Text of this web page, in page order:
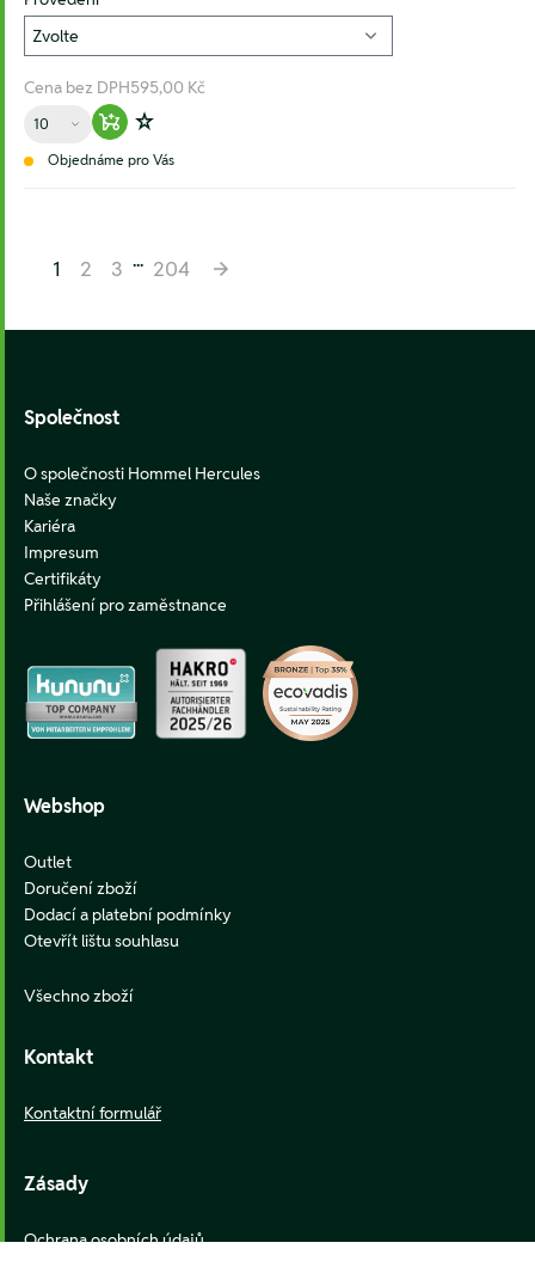
Cena bez DPH595,00 Kč
Množství
Warenkorb hinzufügen
Zur Wunschliste hinzufügen
Objednáme pro Vás
1 2 3 ... 204
Společnost
O společnosti Hommel Hercules
Naše značky
Kariéra
Impresum
Certifikáty
Přihlášení pro zaměstnance
Webshop
Outlet
Doručení zboží
Dodací a platební podmínky
Otevřít lištu souhlasu
Všechno zboží
Kontakt
Kontaktní formulář
Zásady
Ochrana osobních údajů